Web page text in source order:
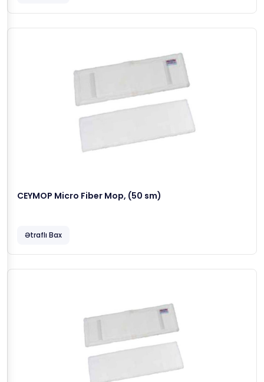
CEYMOP Micro Fiber Mop, (50 sm)
Ətraflı Bax